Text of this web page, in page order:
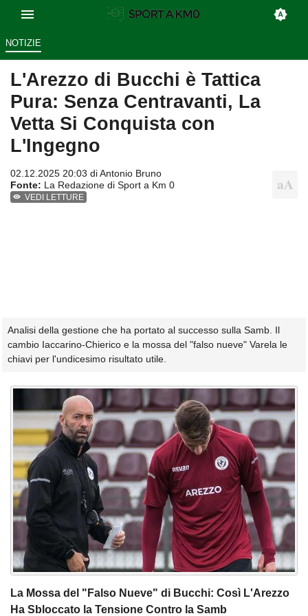
NOTIZIE
L'Arezzo di Bucchi è Tattica
Pura: Senza Centravanti, La
Vetta Si Conquista con
L'Ingegno
02.12.2025 20:03 diAntonio Bruno
Fonte: La Redazione di Sport a Km 0
VEDI LETTURE
Analisi della gestione che ha portato al successo sulla Samb. Il
cambio Iaccarino-Chierico e la mossa del "falso nueve" Varela le
chiavi per l'undicesimo risultato utile.
La Mossa del "Falso Nueve" di Bucchi: Così L'Arezzo
Ha Sbloccato la Tensione Contro la Samb